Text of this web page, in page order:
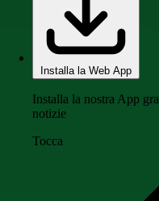
Installa la Web App
Installa la nostra App
notizie
Tocca